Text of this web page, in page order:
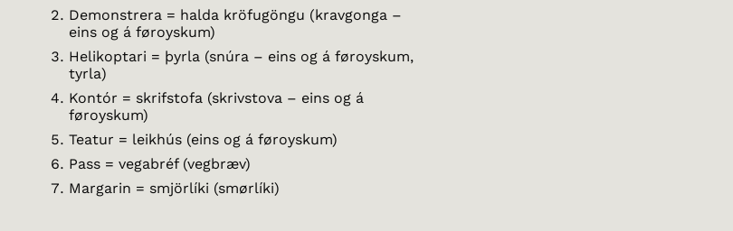
Demonstrera = halda kröfugöngu (kravgonga –
eins og á føroyskum)
Helikoptari = þyrla (snúra – eins og á føroyskum,
tyrla)
Kontór = skrifstofa (skrivstova – eins og á
føroyskum)
Teatur = leikhús (eins og á føroyskum)
Pass = vegabréf (vegbræv)
Margarin = smjörlíki (smørlíki)